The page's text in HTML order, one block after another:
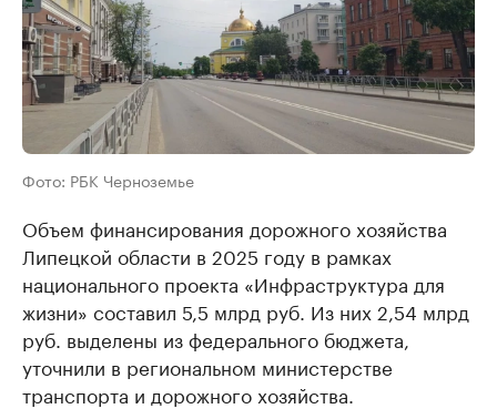
Фото: РБК Черноземье
Объем финансирования дорожного хозяйства
Липецкой области в 2025 году в рамках
национального проекта «Инфраструктура для
жизни» составил 5,5 млрд руб. Из них 2,54 млрд
руб. выделены из федерального бюджета,
уточнили в региональном министерстве
транспорта и дорожного хозяйства.